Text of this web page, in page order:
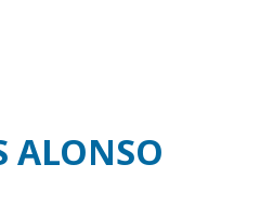
ALONSO